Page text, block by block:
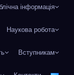
інформація
Наукова робота
Вступникам